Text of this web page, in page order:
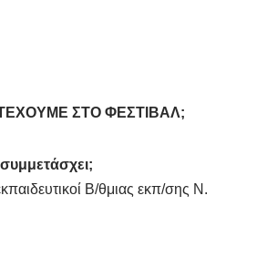
ΣΤΟ ΦΕΣΤΙΒΑΛ;
Β/θμιας εκπ/σης Ν.